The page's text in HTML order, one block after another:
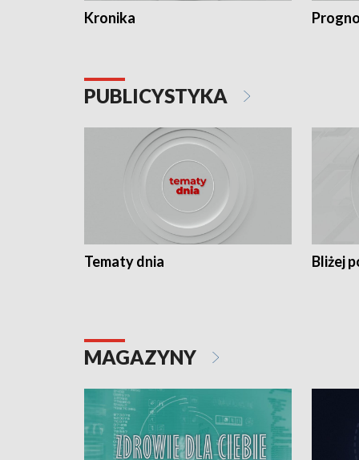
Kronika
PUBLICYSTYKA
Tematy dnia Bliżej
MAGAZYNY